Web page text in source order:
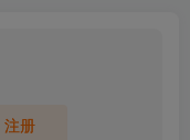
注册